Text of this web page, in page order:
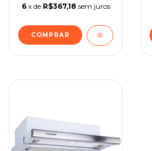
6 x de R$367,18 sem juros
COMPRAR